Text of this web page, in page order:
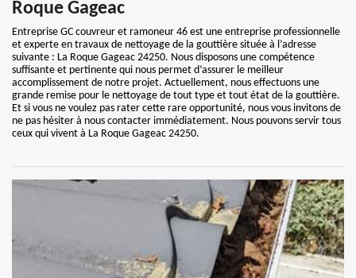
Roque Gageac
Entreprise GC couvreur et ramoneur 46 est une entreprise professionnelle
et experte en travaux de nettoyage de la gouttière située à l’adresse
suivante : La Roque Gageac 24250. Nous disposons une compétence
suffisante et pertinente qui nous permet d’assurer le meilleur
accomplissement de notre projet. Actuellement, nous effectuons une
grande remise pour le nettoyage de tout type et tout état de la gouttière.
Et si vous ne voulez pas rater cette rare opportunité, nous vous invitons de
ne pas hésiter à nous contacter immédiatement. Nous pouvons servir tous
ceux qui vivent à La Roque Gageac 24250.